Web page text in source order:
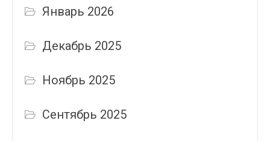
Январь 2026
Декабрь 2025
Ноябрь 2025
Сентябрь 2025